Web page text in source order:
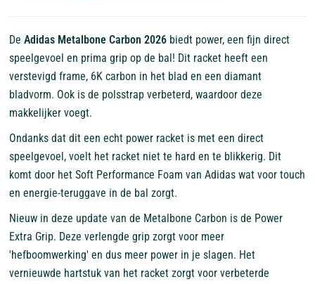
De Adidas Metalbone Carbon 2026biedt power, een fijn direct
speelgevoel en prima grip op de bal! Dit racket heeft een
verstevigd frame, 6K carbon in het blad en een diamant
bladvorm. Ook is de polsstrap verbeterd, waardoor deze
makkelijker voegt.
Ondanks dat dit een echt power racket is met een direct
speelgevoel, voelt het racket niet te hard en te blikkerig. Dit
komt door het Soft Performance Foam van Adidas wat voor touch
en energie-teruggave in de bal zorgt.
Nieuw in deze update van de Metalbone Carbon is de Power
Extra Grip. Deze verlengde grip zorgt voor meer
'hefboomwerking' en dus meer power in je slagen. Het
vernieuwde hartstuk van het racket zorgt voor verbeterde